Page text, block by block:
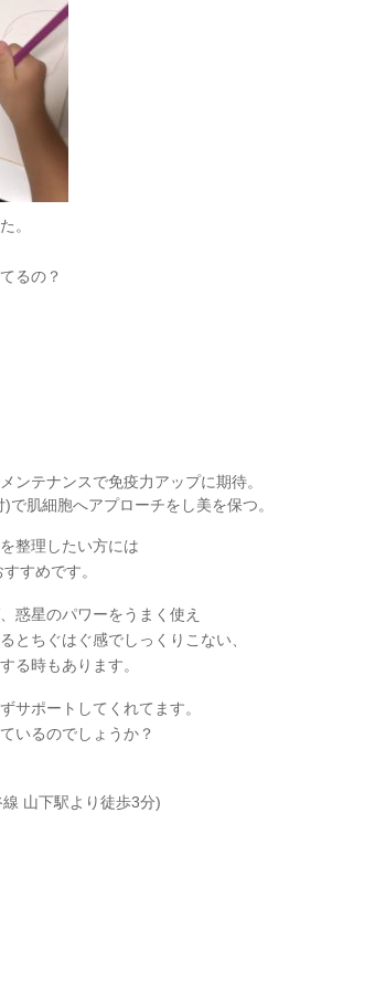
。
るの？
ンテナンスで免疫力アップに期待。
肌細胞へアプローチをし美を保つ。
整理したい方には
すめです。
惑星のパワーをうまく使え
とちぐはぐ感でしっくりこない、
る時もあります。
サポートしてくれてます。
いるのでしょうか？
山下駅より徒歩3分)